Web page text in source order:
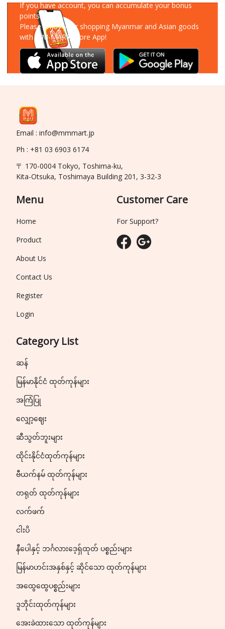
If you have account, you can accumulate your bonus
points!
Please enjoy your shopping Myanmar and Asian goods
with MM-MART Store App!
Email : info@mmmart.jp
Ph : +81 03 6903 6174
〒 170-0004 Tokyo, Toshima-ku,
Kita-Otsuka, Toshimaya Building 201, 3-32-3
Menu
Home
Product
About Us
Contact Us
Register
Login
Category List
ဆန်
မြန်မာနိုင်ငံ ထုတ်ကုန်များ
အကြံပြု
လျှော့ဈေး
ဆီသွတ်ဘူးများ
ထိုင်းနိုင်ငံထုတ်ကုန်များ
ဗီယက်နမ် ထုတ်ကုန်များ
တရုတ် ထုတ်ကုန်များ
လက်ဖက်
ငါးပိ
နီပေါနှင့် ဘင်္ဂလားဒေ့ရှ်ထုတ် ပစ္စည်းများ
မြန်မာဟင်းအနှစ်နှင့် ဆိုင်သော ထုတ်ကုန်များ
အထွေထွေပစ္စည်းများ
ဒူဘိုင်းထုတ်ကုန်များ
အေးခဲထားသော ထုတ်ကုန်များ
Customer Care
For Support?